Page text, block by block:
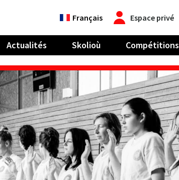
Français Espace privé
Actualités Skolioù Compétitions